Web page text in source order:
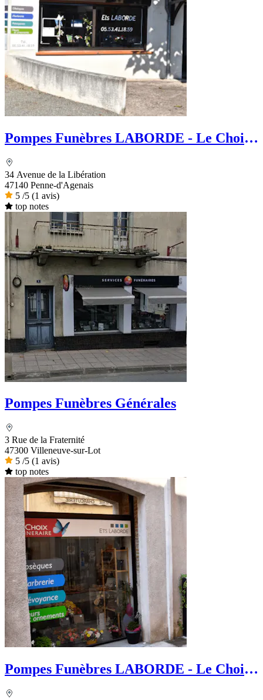
Pompes Funèbres LABORDE - Le Choix
34 Avenue de la Libération
47140 Penne-d'Agenais
5 /5 (1 avis)
top notes
Pompes Funèbres Générales
3 Rue de la Fraternité
47300 Villeneuve-sur-Lot
5 /5 (1 avis)
top notes
Pompes Funèbres LABORDE - Le Choix